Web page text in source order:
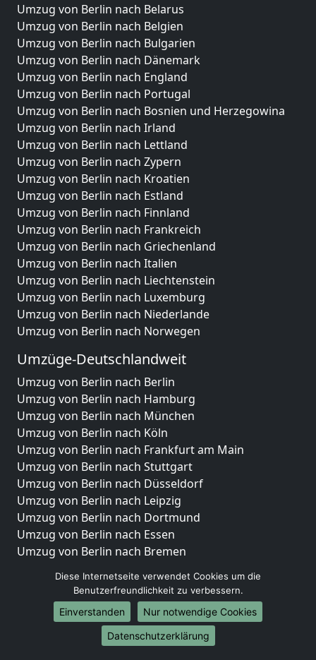
Umzug von Berlin nach Belarus
Umzug von Berlin nach Belgien
Umzug von Berlin nach Bulgarien
Umzug von Berlin nach Dänemark
Umzug von Berlin nach England
Umzug von Berlin nach Portugal
Umzug von Berlin nach Bosnien und Herzegowina
Umzug von Berlin nach Irland
Umzug von Berlin nach Lettland
Umzug von Berlin nach Zypern
Umzug von Berlin nach Kroatien
Umzug von Berlin nach Estland
Umzug von Berlin nach Finnland
Umzug von Berlin nach Frankreich
Umzug von Berlin nach Griechenland
Umzug von Berlin nach Italien
Umzug von Berlin nach Liechtenstein
Umzug von Berlin nach Luxemburg
Umzug von Berlin nach Niederlande
Umzug von Berlin nach Norwegen
Umzüge-Deutschlandweit
Umzug von Berlin nach Berlin
Umzug von Berlin nach Hamburg
Umzug von Berlin nach München
Umzug von Berlin nach Köln
Umzug von Berlin nach Frankfurt am Main
Umzug von Berlin nach Stuttgart
Umzug von Berlin nach Düsseldorf
Umzug von Berlin nach Leipzig
Umzug von Berlin nach Dortmund
Umzug von Berlin nach Essen
Umzug von Berlin nach Bremen
Umzug von Berlin nach Hannover
Umzug von Berlin nach Nürnberg
Umzug von Berlin nach Duisburg
Umzug von Berlin nach Bochum
Diese Internetseite verwendet Cookies um die
Benutzerfreundlichkeit zu verbessern.
Einverstanden
Nur notwendige Cookies
Datenschutzerklärung